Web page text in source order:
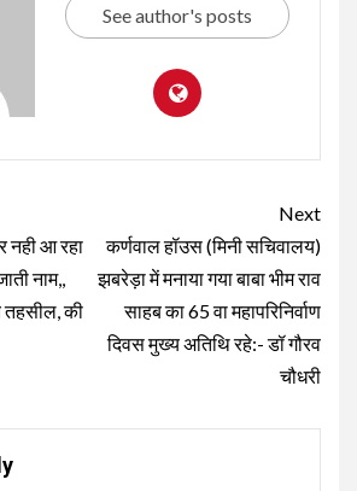
See author's posts
नही आ रहा
नाम,,
तहसील, की
Next
कर्णवाल हॉउस (मिनी सचिवालय)
झबरेड़ा में मनाया गया बाबा भीम राव
साहब का 65 वा महापरिनिर्वाण
दिवस मुख्य अतिथि रहे:- डॉ गौरव
चौधरी